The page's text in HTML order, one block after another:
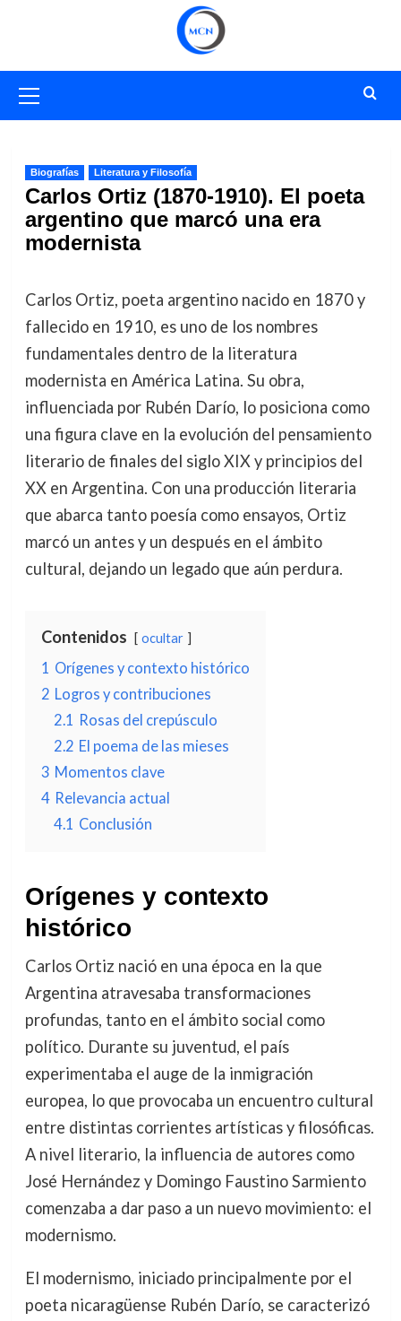
primario
Biografías Literatura y Filosofía
Carlos Ortiz (1870-1910). El poeta
argentino que marcó una era
modernista
Carlos Ortiz, poeta argentino nacido en 1870 y
fallecido en 1910, es uno de los nombres
fundamentales dentro de la literatura
modernista en América Latina. Su obra,
influenciada por Rubén Darío, lo posiciona como
una figura clave en la evolución del pensamiento
literario de finales del siglo XIX y principios del
XX en Argentina. Con una producción literaria
que abarca tanto poesía como ensayos, Ortiz
marcó un antes y un después en el ámbito
cultural, dejando un legado que aún perdura.
Contenidos ocultar
1 Orígenes y contexto histórico
2 Logros y contribuciones
2.1 Rosas del crepúsculo
2.2 El poema de las mieses
3 Momentos clave
4 Relevancia actual
4.1 Conclusión
Orígenes y contexto
histórico
Carlos Ortiz nació en una época en la que
Argentina atravesaba transformaciones
profundas, tanto en el ámbito social como
político. Durante su juventud, el país
experimentaba el auge de la inmigración
europea, lo que provocaba un encuentro cultural
entre distintas corrientes artísticas y filosóficas.
A nivel literario, la influencia de autores como
José Hernández y Domingo Faustino Sarmiento
comenzaba a dar paso a un nuevo movimiento: el
modernismo.
El modernismo, iniciado principalmente por el
poeta nicaragüense Rubén Darío, se caracterizó